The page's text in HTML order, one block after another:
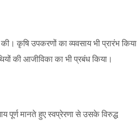
कृषि उपकरणों का व्यवसाय भी प्रारंभ किया
की आजीविका का भी प्रबंध किया।
पूर्ण मानते हुए स्वप्रेरणा से उसके विरुद्ध